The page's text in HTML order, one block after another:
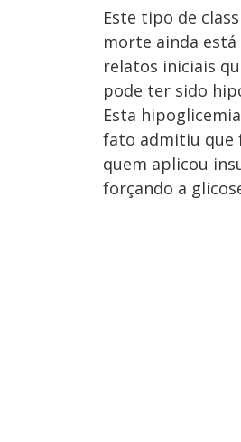
Este tipo de
morte ainda está
relatos iniciais
pode ter sido
Esta
fato admitiu que
quem aplicou
forçando a